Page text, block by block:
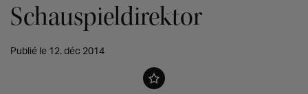
Schauspieldirektor
Publié le 12. déc 2014